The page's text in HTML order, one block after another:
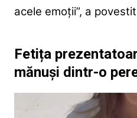
acele emoții”, a
Fetița
mănuși dintr-o